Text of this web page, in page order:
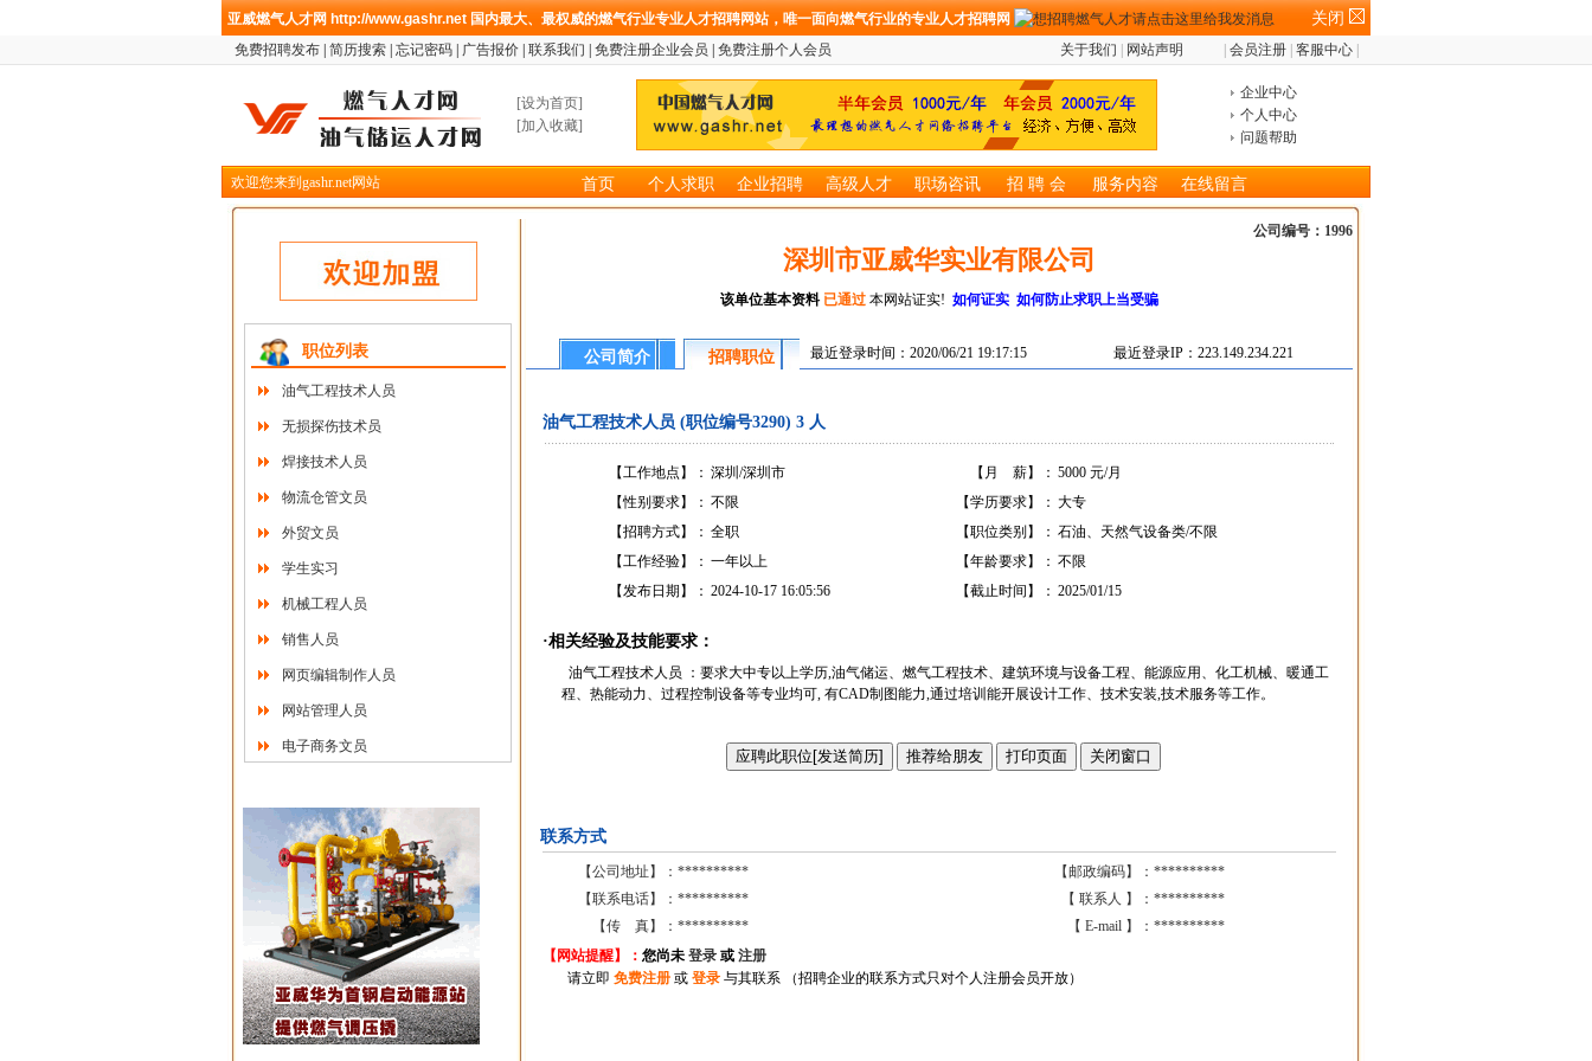
亚威燃气人才网 http://www.gashr.net 国内最大、最权威的燃气行业专业人才招聘网站，唯一面向燃气行业的专业人才招聘网 关闭
免费招聘发布 简历搜索 忘记密码 广告报价 联系我们 免费注册企业会员 免费注册个人会员 关于我们 网站声明 会员注册 客服中心
[设为首页]
[加入收藏]
企业中心
个人中心
问题帮助
欢迎您来到gashr.net网站 首页 个人求职 企业招聘 高级人才 职场咨讯 招 聘 会 服务内容 在线留言
职位列表
油气工程技术人员
无损探伤技术员
焊接技术人员
物流仓管文员
外贸文员
学生实习
机械工程人员
销售人员
网页编辑制作人员
网站管理人员
电子商务文员
公司编号：1996
深圳市亚威华实业有限公司
该单位基本资料 已通过 本网站证实! 如何证实 如何防止求职上当受骗
公司简介 招聘职位 最近登录时间：2020/06/21 19:17:15 最近登录IP：223.149.234.221
油气工程技术人员 (职位编号3290) 3 人
【工作地点】： 深圳/深圳市 【月 薪】： 5000 元/月
【性别要求】： 不限 【学历要求】： 大专
【招聘方式】： 全职 【职位类别】： 石油、天然气设备类/不限
【工作经验】： 一年以上 【年龄要求】： 不限
【发布日期】： 2024-10-17 16:05:56 【截止时间】： 2025/01/15
·相关经验及技能要求：
油气工程技术人员 ：要求大中专以上学历,油气储运、燃气工程技术、建筑环境与设备工程、能源应用、化工机械、暖通工
程、热能动力、过程控制设备等专业均可, 有CAD制图能力,通过培训能开展设计工作、技术安装,技术服务等工作。
联系方式
【公司地址】： ********** 【邮政编码】： **********
【联系电话】： ********** 【 联系人 】： **********
【传 真】： ********** 【 E-mail 】： **********
【网站提醒】： 您尚未 登录 或 注册
请立即 免费注册 或 登录 与其联系 （招聘企业的联系方式只对个人注册会员开放）